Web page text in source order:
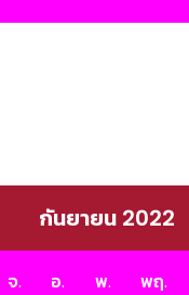
กันยายน 2022
จ. อ. พ. พฤ.